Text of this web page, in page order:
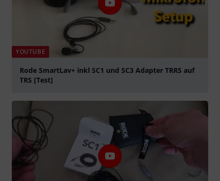
YOUTUBE
Rode SmartLav+ inkl SC1 und SC3 Adapter TRRS auf
TRS [Test]